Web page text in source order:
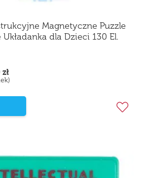
Magnetyczne Puzzle
dla Dzieci 130 El.
zł